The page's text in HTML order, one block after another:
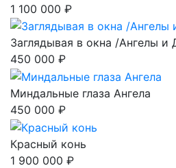
1 100 000 ₽
Заглядывая в окна /Ангелы
450 000 ₽
Миндальные глаза Ангела
450 000 ₽
Красный конь
1 900 000 ₽